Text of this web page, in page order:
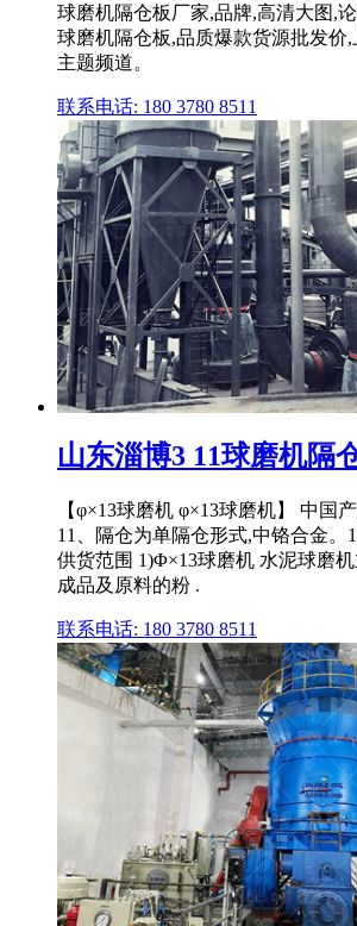
球磨机隔仓板厂家,品牌,高清大图,
球磨机隔仓板,品质爆款货源批发价,
主题频道。
联系电话: 180 3780 8511
山东淄博3 11球磨机隔
【φ×13球磨机 φ×13球磨机】 中国
11、隔仓为单隔仓形式,中铬合金。
供货范围 1)Φ×13球磨机 水泥球磨
成品及原料的粉 .
联系电话: 180 3780 8511